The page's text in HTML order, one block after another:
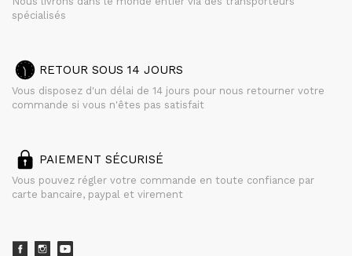
spécialisés
RETOUR SOUS 14 JOURS
Vous disposez d'un délai de 14 jours pour nous retourner votre
commande si vous n'êtes pas satisfait
PAIEMENT SÉCURISÉ
Vous pouvez régler votre commande en toute confiance par
carte bancaire, paypal et virement